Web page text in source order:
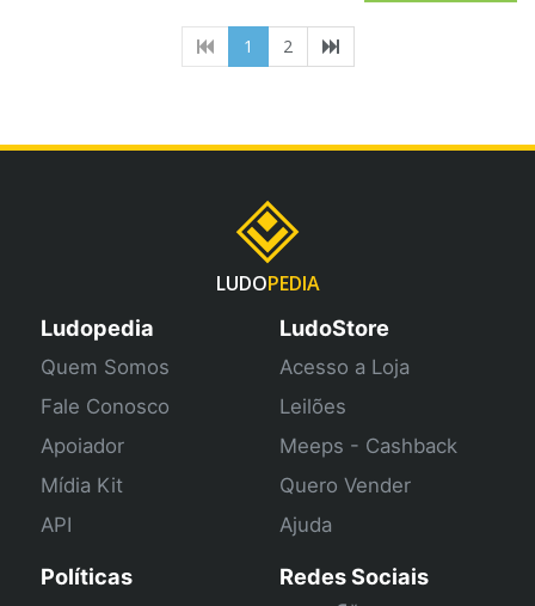
1 (current)
2
LUDOPEDIA
Ludopedia
Quem Somos
Fale Conosco
Apoiador
Mídia Kit
API
LudoStore
Acesso a Loja
Leilões
Meeps - Cashback
Quero Vender
Ajuda
Políticas Redes Sociais